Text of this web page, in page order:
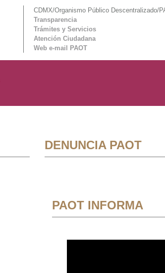
CDMX/Organismo Público Descentralizado/
Transparencia
Trámites y Servicios
Atención Ciudadana
Web e-mail PAOT
DENUNCIA PAOT
PAOT INFORMA